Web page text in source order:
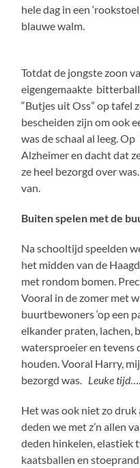
hele dag in een
blauwe walm.
Totdat de jongste zoon
eigengemaakte
“Butjes uit Oss” op tafel
bescheiden zijn om ook
was de schaal al leeg.
Alzheimer en dacht dat
ze heel bezorgd over
van.
Buiten spelen met de
Na schooltijd speelden
het midden van de
met rondom bomen.
Vooral in de zomer met
buurtbewoners ‘op een
elkander praten, lachen,
watersproeier en tevens
houden. Vooral Harry,
bezorgd was. Leuke tijd
Het was ook niet zo druk
deden we met z’n allen
deden hinkelen, elastiek
kaatsballen en